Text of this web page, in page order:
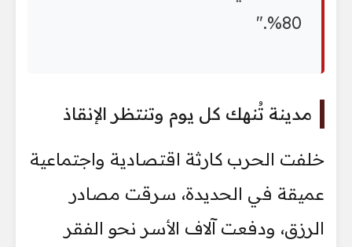
80%."
مدينة تُنهك كل يوم وتنتظر الإنقاذ
خلفت الحرب كارثة اقتصادية واجتماعية
عميقة في الحديدة، سرقت مصادر
الرزق، ودفعت آلاف الأسر نحو الفقر